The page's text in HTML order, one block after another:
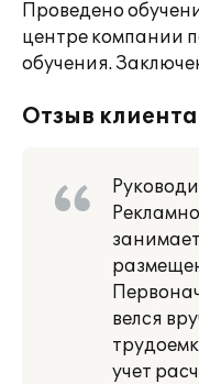
Проведено
центре компании
обучения.
Отзыв клиента
велся
учет